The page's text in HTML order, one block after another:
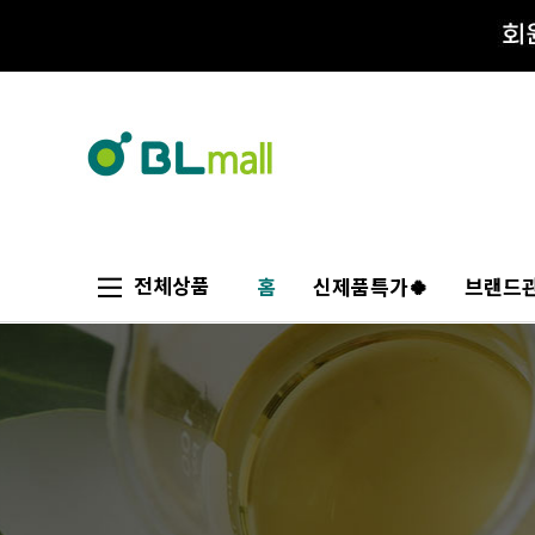
전체상품 홈 신제품특가🍀 브랜드